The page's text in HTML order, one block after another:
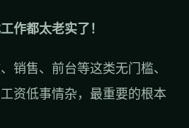
作都太老实了！
销售、前台等这类无门槛、
资低事情杂，最重要的根本